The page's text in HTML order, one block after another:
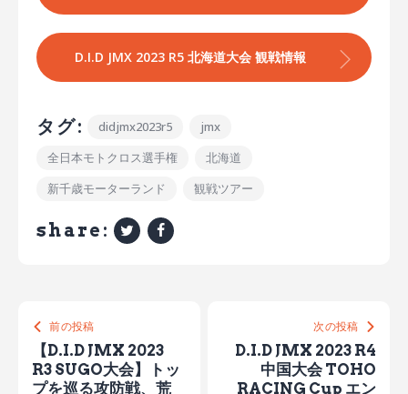
D.I.D JMX 2023 R5 北海道大会 観戦情報
タグ: didjmx2023r5
jmx
全日本モトクロス選手権
北海道
新千歳モーターランド
観戦ツアー
share:
前の投稿
【D.I.D JMX 2023
R3 SUGO大会】トッ
プを巡る攻防戦、荒
次の投稿
D.I.D JMX 2023 R4
中国大会 TOHO
RACING Cup エン